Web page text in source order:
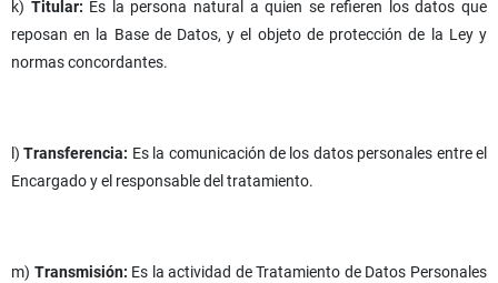
k) Titular: Es la persona natural a quien se refieren los datos que
reposan en la Base de Datos, y el objeto de protección de la Ley y
normas concordantes.
l)Transferencia: Es la comunicación de los datos personales entre el
Encargado y el responsable del tratamiento.
m) Transmisión: Es la actividad de Tratamiento de Datos Personales